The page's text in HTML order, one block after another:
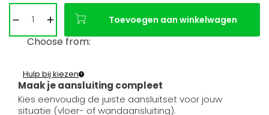
Toevoegen aan winkelwagen
Choose from:
Maak je aansluiting compleet
Hulp bij kiezen
Kies eenvoudig de juiste aansluitset voor jouw
situatie (vloer- of wandaansluiting).